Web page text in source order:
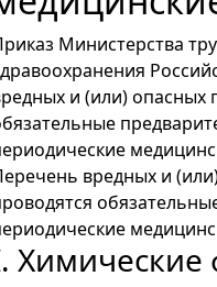
Министерства
и (или) опасных
вредных и
Химические